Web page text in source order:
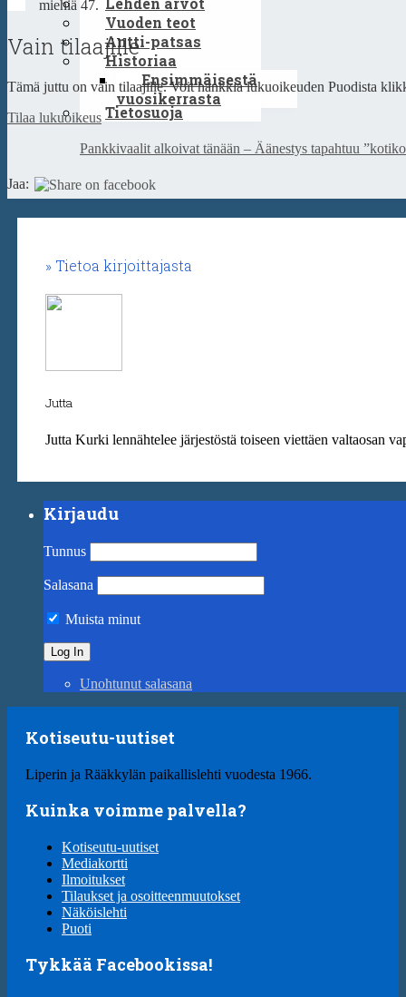
Vuoden teot
Antti-patsas
Historiaa
Ensimmäisestä
vuosikerrasta
Tietosuoja
miehiä 47.
Vain tilaajille
Tämä juttu on vain tilaajille. Voit hankkia lukuoikeuden Puodista
Tilaa lukuoikeus
Pankkivaalit alkoivat tänään – Äänestys tapahtuu
Jaa:
Tietoa kirjoittajasta
Jutta
Jutta Kurki lennähtelee järjestöstä toiseen viettäen valtaosan
Kirjaudu
Tunnus
Salasana
Muista minut
Unohtunut salasana
Kotiseutu-uutiset
Liperin ja Rääkkylän paikallislehti vuodesta 1966.
Kuinka voimme palvella?
Kotiseutu-uutiset
Mediakortti
Ilmoitukset
Tilaukset ja osoitteenmuutokset
Näköislehti
Puoti
Tykkää Facebookissa!